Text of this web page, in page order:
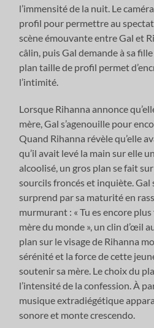
l’immensité de la nuit. Le
profil pour permettre au
scène émouvante entre Gal et
câlin, puis Gal demande à sa
plan taille de profil permet
l’intimité.
Lorsque Rihanna annonce
mère, Gal s’agenouille pour
Quand Rihanna révèle qu’elle
qu’il avait levé la main sur elle
alcoolisé, un gros plan se fait
sourcils froncés et inquiète. Gal
surprend par sa maturité en
murmurant : « Tu es encore
mère du monde », un clin d’œil
plan sur le visage de Rihanna
sérénité et la force de cette
soutenir sa mère. Le choix du
l’intensité de la confession. À
musique extradiégétique
sonore et monte crescendo.